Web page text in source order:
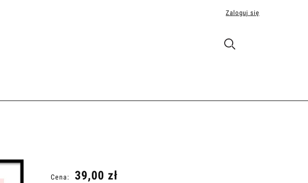
Zaloguj się
Cena: 39,00 zł